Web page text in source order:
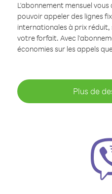
L'abonnement mensuel
pouvoir appeler des lignes
internationales à prix réduit,
votre forfait. Avec
économies sur les appels
Plus de